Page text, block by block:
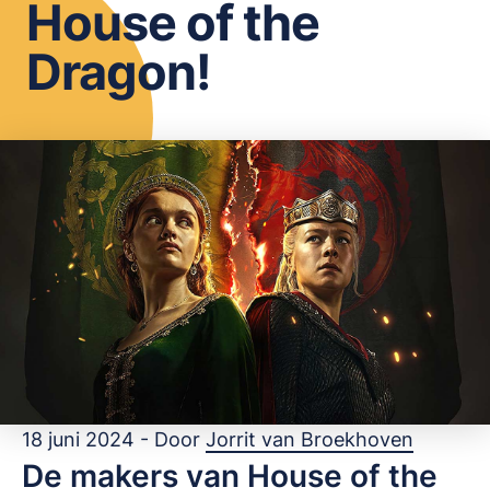
OPSLAAN
House of the
Dragon!
18 juni 2024 - Door Jorrit van Broekhoven
De makers van House of the